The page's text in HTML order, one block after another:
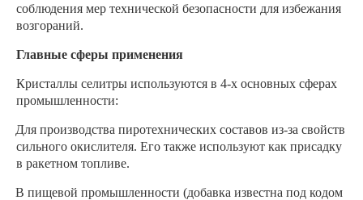
соблюдения мер технической безопасности для избежания
возгораний.
Главные сферы применения
Кристаллы селитры используются в 4-х основных сферах
промышленности:
Для производства пиротехнических составов из-за свойств
сильного окислителя. Его также используют как присадку
в ракетном топливе.
В пищевой промышленности (добавка известна под кодом